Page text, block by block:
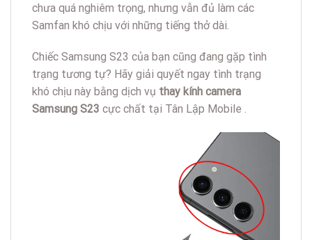
chưa quá nghiêm trọng, nhưng vẫn đủ làm các
Samfan khó chịu với những tiếng thở dài.
Chiếc Samsung S23 của bạn cũng đang gặp tình
trạng tương tự? Hãy giải quyết ngay tình trạng
khó chịu này bằng dịch vụ thay kính camera
Samsung S23 cực chất tại Tân Lập Mobile .